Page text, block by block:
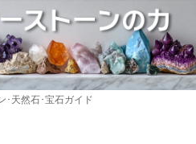
･天然石･宝石ガイド